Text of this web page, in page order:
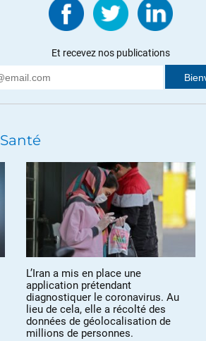
Et recevez nos publications
Santé
L’Iran a mis en place une
application prétendant
diagnostiquer le coronavirus. Au
lieu de cela, elle a récolté des
données de géolocalisation de
millions de personnes.